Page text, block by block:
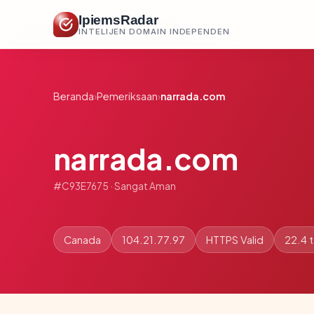
IpiemsRadar
INTELIJEN DOMAIN INDEPENDEN
Beranda›Pemeriksaan›narrada.com
narrada.com
#C93E7675 · Sangat Aman
Canada 104.21.77.97 HTTPS Valid 22.4